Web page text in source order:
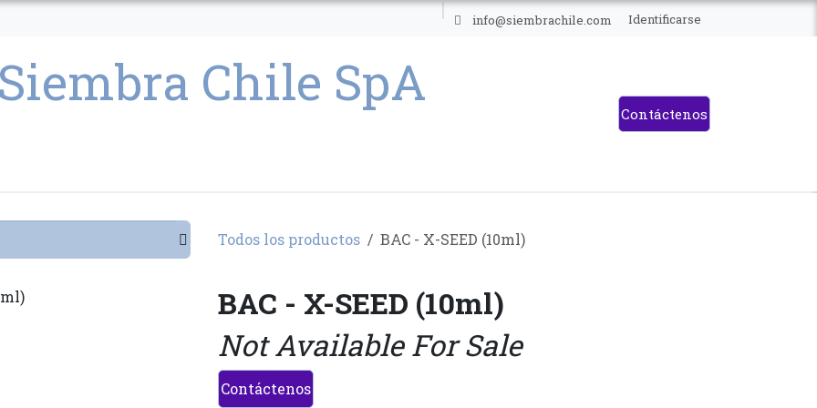
info@siembrachile.com Identificarse
Contáctenos
Todos los productos BAC - X-SEED (10ml)
BAC - X-SEED (10ml)
Not Available For Sale
Contáctenos